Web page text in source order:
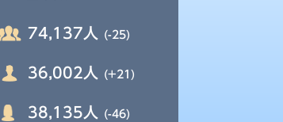
74,137人 (-25)
36,002人 (+21)
38,135人 (-46)